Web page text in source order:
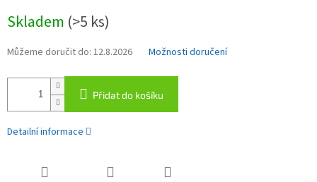
cena:
Skladem (>5 ks)
Můžeme doručit do: 12.8.2026 Možnosti doručení
Přidat do košíku
Detailní informace